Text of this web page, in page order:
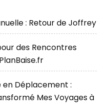
: Retour de Joffrey
des Rencontres
en Déplacement :
Mes Voyages à